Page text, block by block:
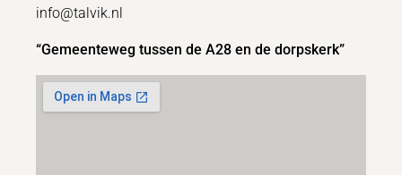
info@talvik.nl
“Gemeenteweg tussen de A28 en de dorpskerk”